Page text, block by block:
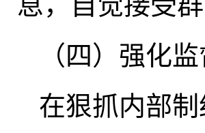
（四）强化
在狠抓内部